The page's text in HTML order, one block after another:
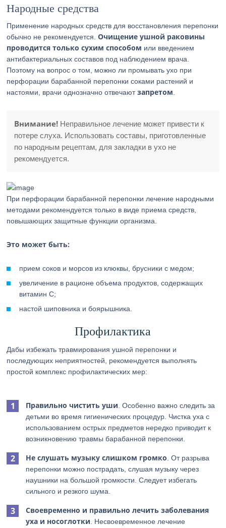
Народные средства
Применение народных средств для восстановления перепонки
обычно не рекомендуется.Очищение ушной раковины
проводится только сухим способом или введением
антибактериальных составов под наблюдением врача.
Поэтому на вопрос о том, можно ли промывать ухо при
перфорации барабанной перепонки соками растений и
настоями, врачи однозначно отвечаютзапретом
Внимание! Неправильное лечение может привести к
потере слуха. Использовать составы, приготовленные
по народным рецептам, для закладки в ухо не
рекомендуется.
При перфорации барабанной перепонки лечение народными
методами рекомендуется только в виде приема средств,
повышающих защитные функции организма.
Это может быть:
прием соков и морсов из клюквы, брусники с медом;
увеличение в рационе объема продуктов, содержащих
витамин С;
настой шиповника и боярышника.
Профилактика
Дабы избежать травмирования ушной перепонки и
последующих неприятностей, рекомендуется выполнять
простой комплекс профилактических мер:
Правильно чистить уши . Особенно важно следить за
детьми во время гигиенических процедур. Чистка уха с
использованием острых предметов нередко приводит к
возникновению травмы барабанной перепонки.
Не слушать музыку слишком громко . От разрыва
перепонки можно пострадать, слушая музыку через
наушники на большой громкости. Следует избегать
сильного и резкого шума.
Своевременно и правильно лечить заболевания
уха и носоглотки . Несвоевременное лечение